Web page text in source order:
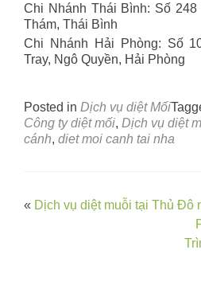
Chi Nhánh Thái Bình: Số
Thám, Thái Bình
Chi Nhánh Hải Phòng: Số
Tray, Ngô Quyền, Hải Phòng
Posted in Dịch vụ diệt Mối
Công ty diệt mối, Dịch vụ diệt
cánh, diet moi canh tai nha
Post
« Dịch vụ diệt muỗi tại Thủ Đô